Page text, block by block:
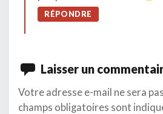
RÉPONDRE
Laisser un
Votre adresse e-mail ne sera
champs obligatoires sont